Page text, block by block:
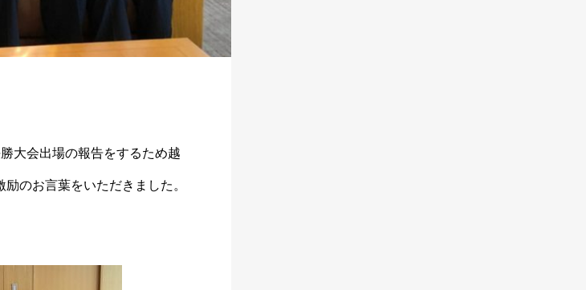
大会出場の報告をするため越
のお言葉をいただきました。